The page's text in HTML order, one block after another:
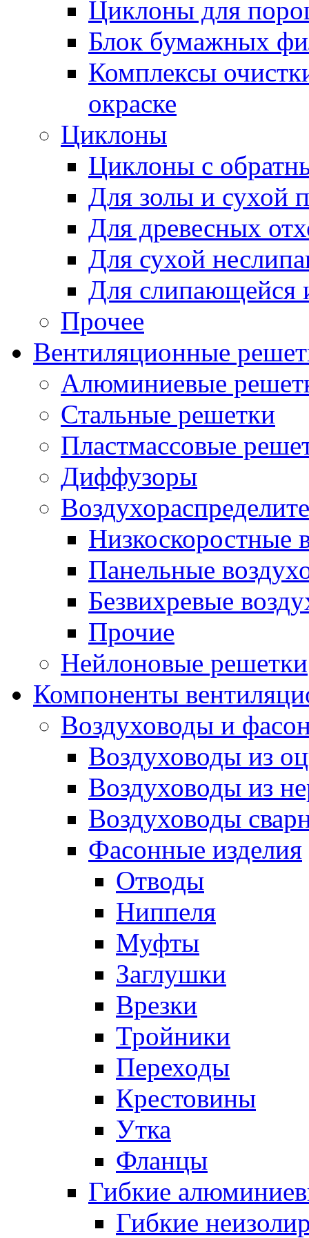
Циклоны для
Блок бумажных
Комплексы
окраске
Циклоны
Циклоны с
Для золы и сухой
Для древесных
Для сухой
Для слипающейся
Прочее
Вентиляционные
Алюминиевые
Стальные решетки
Пластмассовые
Диффузоры
Низкоскоростные
Панельные
Безвихревые
Прочие
Нейлоновые решетки
Компоненты
Воздуховоды и
Воздуховоды из
Воздуховоды из
Воздуховоды
Фасонные изделия
Отводы
Ниппеля
Муфты
Заглушки
Врезки
Тройники
Переходы
Крестовины
Утка
Фланцы
Гибкие
Гибкие